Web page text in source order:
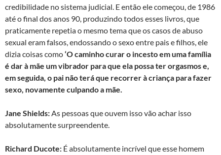
credibilidade no sistema judicial. E então ele começou, de 1986
até o final dos anos 90, produzindo todos esses livros, que
praticamente repetia o mesmo tema que os casos de abuso
sexual eram falsos, endossando o sexo entre pais e filhos, ele
dizia coisas como‘O caminho curar o incesto em uma família
é dar à mãe um vibrador para que ela possa ter orgasmos e,
em seguida, o pai não terá que recorrer à criança para fazer
sexo, novamente culpando a mãe.
Jane Shields:As pessoas que ouvem isso vão achar isso
absolutamente surpreendente.
Richard Ducote: É absolutamente incrível que esse homem